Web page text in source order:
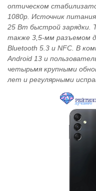
оптическом
1080p. Источник
25 Вт быстрой зарядки.
также 3,5-мм разъемом
Bluetooth 5.3 и NFC. В
Android 13 и
четырьмя крупными
лет и регулярными